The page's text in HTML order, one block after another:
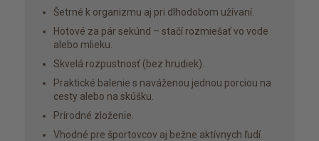
Šetrné k organizmu aj pri dlhodobom užívaní.
Hotové za pár sekúnd – stačí rozmiešať vo vode
alebo mlieku.
Skvelá rozpustnosť (bez hrudiek).
Praktické balenie s naváženou jednou porciou na
cesty alebo na skúšku.
Prírodné zloženie.
Vhodné pre športovcov aj bežne aktívnych ľudí.